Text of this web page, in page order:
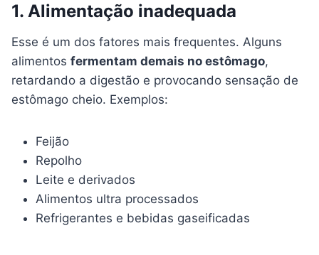
1. Alimentação inadequada
Esse é um dos fatores mais frequentes. Alguns
alimentos fermentam demais no estômago,
retardando a digestão e provocando sensação de
estômago cheio. Exemplos:
Feijão
Repolho
Leite e derivados
Alimentos ultra processados
Refrigerantes e bebidas gaseificadas